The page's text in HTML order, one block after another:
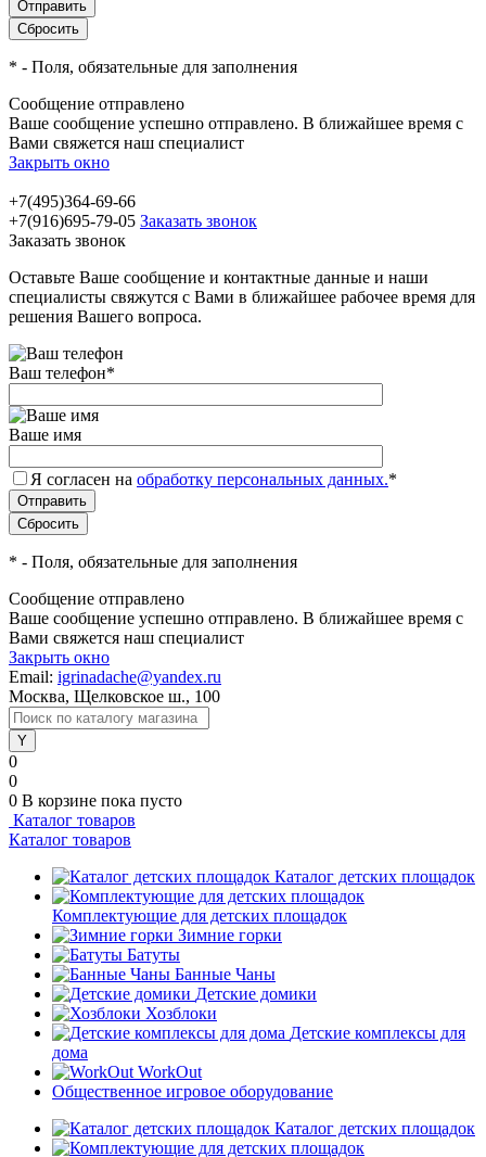
* - Поля, обязательные для заполнения
Сообщение отправлено
Ваше сообщение успешно отправлено. В ближайшее время с
Вами свяжется наш специалист
Закрыть окно
+7(495)364-69-66
+7(916)695-79-05 Заказать звонок
Заказать звонок
Оставьте Ваше сообщение и контактные данные и наши
специалисты свяжутся с Вами в ближайшее рабочее время для
решения Вашего вопроса.
Ваш телефон*
Ваше имя
Я согласен на обработку персональных данных.*
* - Поля, обязательные для заполнения
Сообщение отправлено
Ваше сообщение успешно отправлено. В ближайшее время с
Вами свяжется наш специалист
Закрыть окно
Email: igrinadache@yandex.ru
Москва, Щелковское ш., 100
0
0
0 В корзине пока пусто
Каталог товаров
Каталог товаров
Каталог детских площадок
Комплектующие для детских площадок
Зимние горки
Батуты
Банные Чаны
Детские домики
Хозблоки
Детские комплексы для
дома
WorkOut
Общественное игровое оборудование
Каталог детских площадок